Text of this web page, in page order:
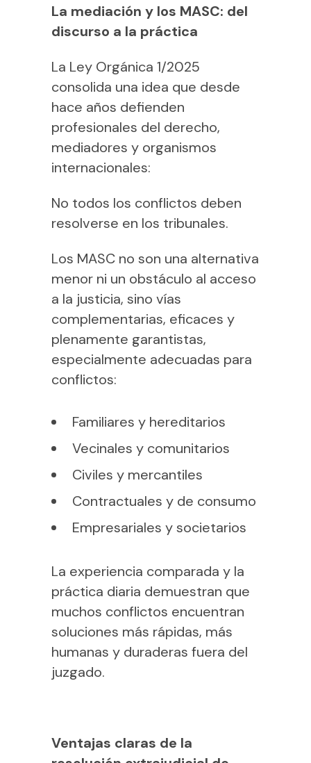
La mediación y los MASC: del
discurso a la práctica
La Ley Orgánica 1/2025
consolida una idea que desde
hace años defienden
profesionales del derecho,
mediadores y organismos
internacionales:
No todos los conflictos deben
resolverse en los tribunales.
Los MASC no son una alternativa
menor ni un obstáculo al acceso
a la justicia, sino vías
complementarias, eficaces y
plenamente garantistas,
especialmente adecuadas para
conflictos:
Familiares y hereditarios
Vecinales y comunitarios
Civiles y mercantiles
Contractuales y de consumo
Empresariales y societarios
La experiencia comparada y la
práctica diaria demuestran que
muchos conflictos encuentran
soluciones más rápidas, más
humanas y duraderas fuera del
juzgado.
Ventajas claras de la